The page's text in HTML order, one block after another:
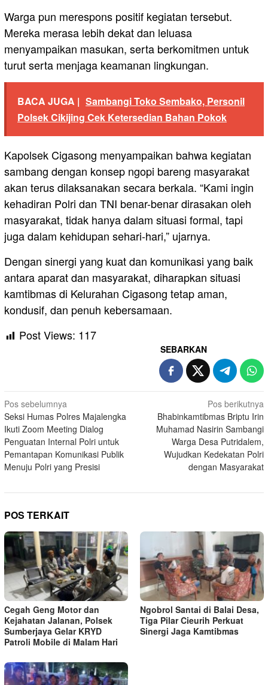
Warga pun merespons positif kegiatan tersebut.
Mereka merasa lebih dekat dan leluasa
menyampaikan masukan, serta berkomitmen untuk
turut serta menjaga keamanan lingkungan.
BACA JUGA | Sambangi Toko Sembako, Personil
Polsek Cikijing Cek Ketersedian Bahan Pokok
Kapolsek Cigasong menyampaikan bahwa kegiatan
sambang dengan konsep ngopi bareng masyarakat
akan terus dilaksanakan secara berkala. “Kami ingin
kehadiran Polri dan TNI benar-benar dirasakan oleh
masyarakat, tidak hanya dalam situasi formal, tapi
juga dalam kehidupan sehari-hari,” ujarnya.
Dengan sinergi yang kuat dan komunikasi yang baik
antara aparat dan masyarakat, diharapkan situasi
kamtibmas di Kelurahan Cigasong tetap aman,
kondusif, dan penuh kebersamaan.
Post Views: 117
SEBARKAN
Navigasi
pos
Pos sebelumnya
Seksi Humas Polres Majalengka
Ikuti Zoom Meeting Dialog
Penguatan Internal Polri untuk
Pemantapan Komunikasi Publik
Menuju Polri yang Presisi
Pos berikutnya
Bhabinkamtibmas Briptu Irin
Muhamad Nasirin Sambangi
Warga Desa Putridalem,
Wujudkan Kedekatan Polri
dengan Masyarakat
POS TERKAIT
Cegah Geng Motor dan
Kejahatan Jalanan, Polsek
Sumberjaya Gelar KRYD
Patroli Mobile di Malam Hari
Ngobrol Santai di Balai Desa,
Tiga Pilar Cieurih Perkuat
Sinergi Jaga Kamtibmas